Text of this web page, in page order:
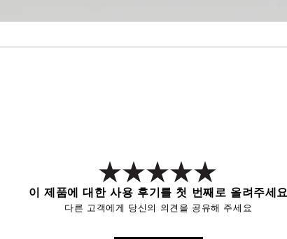
이 제품에 대한 사용 후기를 첫 번째로 올려주세요
다른 고객에게 당신의 의견을 공유해 주세요